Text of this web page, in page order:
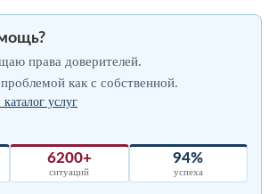
права доверителей.
как с собственной.
услуг
6200+
ситуаций
94%
успеха